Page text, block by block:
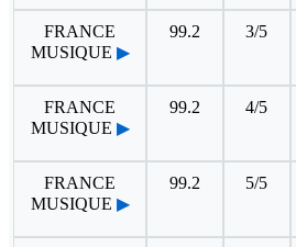
FRANCE
MUSIQUE ▶
99.2 3/5
FRANCE
MUSIQUE ▶
99.2 4/5
FRANCE
MUSIQUE ▶
99.2 5/5